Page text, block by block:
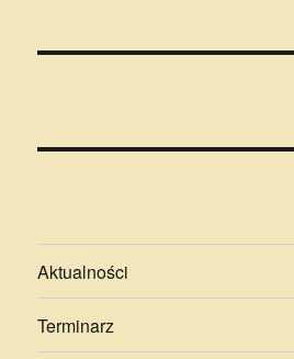
Aktualności
Terminarz